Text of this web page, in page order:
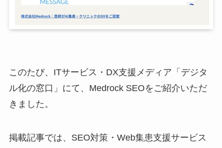
このたび、ITサービス・DX支援メディア「デジタ
ル化の窓口」にて、Medrock SEOをご紹介いただ
きました。
掲載記事では、SEO対策・Web集患支援サービス